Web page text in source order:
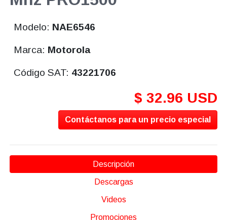
Modelo: NAE6546
Marca: Motorola
Código SAT: 43221706
$ 32.96 USD
Contáctanos para un precio especial
Descripción
Descargas
Videos
Promociones